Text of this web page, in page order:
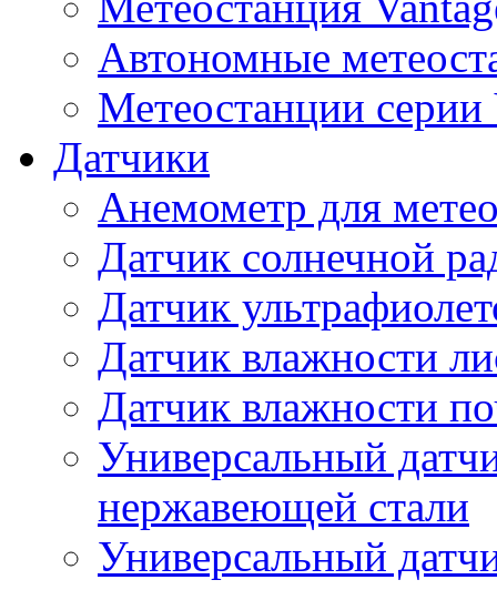
Автономные
Метеостанции серии
Датчики
Анемометр для
Датчик солнечной
Датчик
Датчик влажности
Датчик влажности
Универсальный
нержавеющей стали
Универсальный